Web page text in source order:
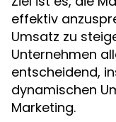
effektiv
Umsatz zu
Unternehmen
entscheidend,
dynamischen
Marketing.